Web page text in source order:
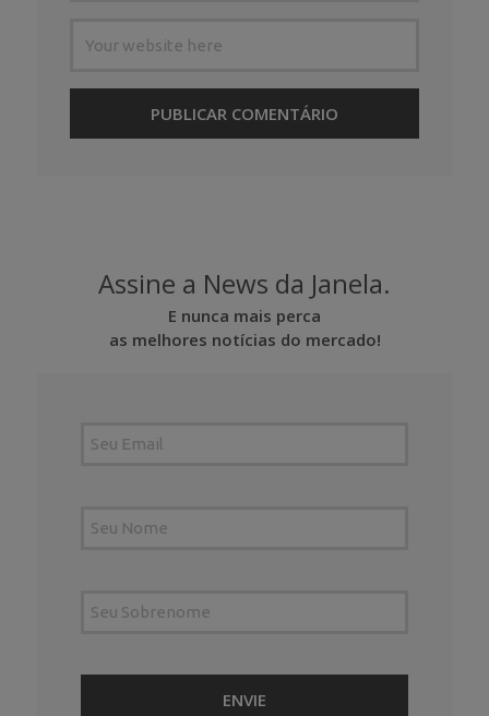
Assine a News da Janela.
E nunca mais perca
as melhores notícias do mercado!